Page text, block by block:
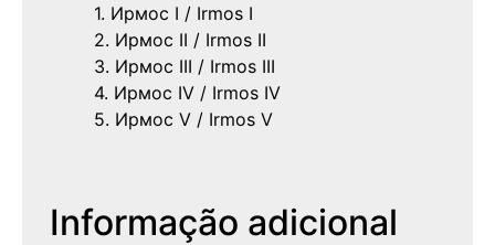
1. Ирмос I / Irmos I
2. Ирмос II / Irmos II
3. Ирмос III / Irmos III
4. Ирмос IV / Irmos IV
5. Ирмос V / Irmos V
Informação adicional